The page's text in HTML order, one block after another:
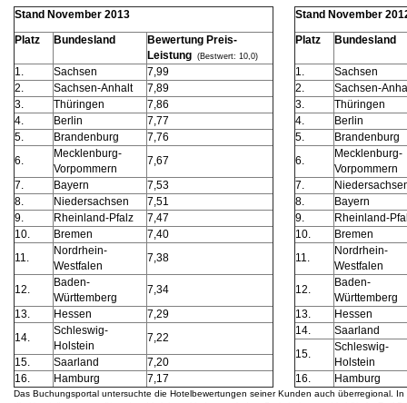
Stand November 2013
Platz
Bundesland
Bewertung Preis-
Leistung (Bestwert: 10,0)
1. Sachsen
7,99
2.
Sachsen-Anhalt
7,89
3.
Thüringen
7,86
4.
Berlin
7,77
5.
Brandenburg
7,76
6.
Mecklenburg-
Vorpommern
7,67
7.
Bayern
7,53
8.
Niedersachsen
7,51
9.
Rheinland-Pfalz
7,47
10.
Bremen
7,40
11.
Nordrhein-
Westfalen
7,38
12.
Baden-
Württemberg
7,34
13.
Hessen
7,29
14.
Schleswig-
Holstein
7,22
15.
Saarland
7,20
16.
Hamburg 7,17
Stand November
Platz
Bundesland
1.
Sachsen
2.
Sachsen-
3.
Thüringen
4.
Berlin
5.
Brandenburg
6.
Mecklenburg-
Vorpommern
7.
8.
Bayern
9.
Rheinland-
10.
Bremen
11.
Nordrhein-
Westfalen
12.
Baden-
Württemberg
13.
Hessen
14.
Saarland
15.
Schleswig-
Holstein
16.
Hamburg
Das Buchungsportal untersuchte die Hotelbewertungen seiner Kunden auch überregional.